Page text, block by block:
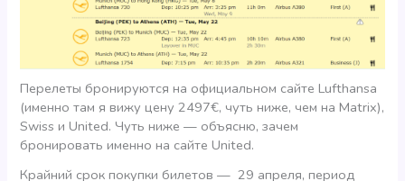
Перелеты бронируются на официальном сайте Lufthansa
(именно там я вижу цену 2497€, чуть ниже, чем на Matrix),
Swiss и United. Чуть ниже — объясню, зачем
бронировать именно на сайте United.
Крайний срок покупки билетов — 29 апреля, период